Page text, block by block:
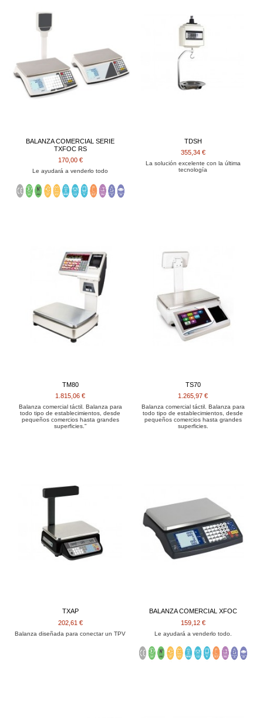
BALANZA COMERCIAL SERIE
TXFOC RS
170,00 €
Le ayudará a venderlo todo
TDSH
355,34 €
La solución excelente con la última
tecnología
TM80
1.815,06 €
Balanza comercial táctil. Balanza para
todo tipo de establecimientos, desde
pequeños comercios hasta grandes
superficies."
TS70
1.265,97 €
Balanza comercial táctil. Balanza para
todo tipo de establecimientos, desde
pequeños comercios hasta grandes
superficies.
TXAP
202,61 €
Balanza diseñada para conectar un TPV
BALANZA COMERCIAL XFOC
159,12 €
Le ayudará a venderlo todo.